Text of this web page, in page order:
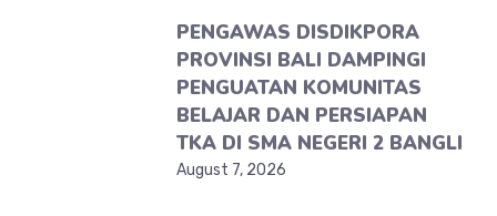
PENGAWAS DISDIKPORA
PROVINSI BALI DAMPINGI
PENGUATAN KOMUNITAS
BELAJAR DAN PERSIAPAN
TKA DI SMA NEGERI 2 BANGLI
August 7, 2026